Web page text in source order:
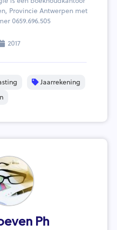
Provincie Antwerpen met
0659.696.505
2017
Jaarrekening
Ph